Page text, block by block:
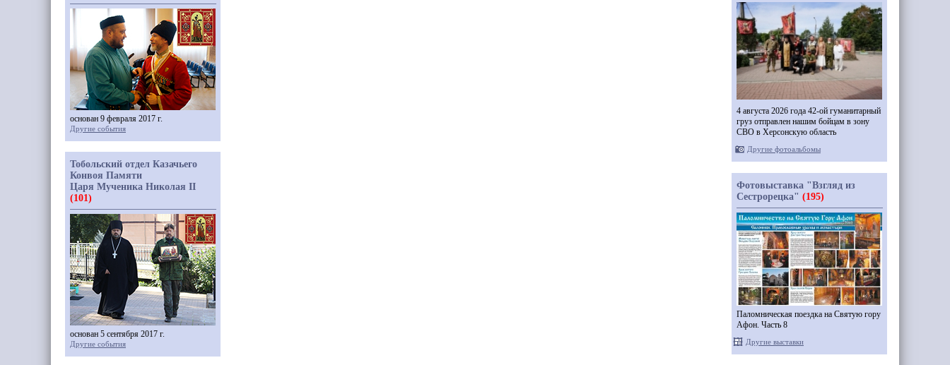
основан 9 февраля 2017 г.
Другие события
Тобольский отдел Казачьего
Конвоя Памяти
Царя Мученика Николая II
(101)
основан 5 сентября 2017 г.
Другие события
4 августа 2026 года 42-ой гуманитарный
груз отправлен нашим бойцам в зону
СВО в Херсонскую область
Другие фотоальбомы
Фотовыставка "Взгляд из
Сестрорецка" (195)
Паломническая поездка на Святую гору
Афон. Часть 8
Другие выставки